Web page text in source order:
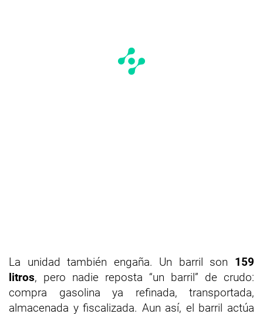
La unidad también engaña. Un barril son 159
litros, pero nadie reposta “un barril” de crudo:
compra gasolina ya refinada, transportada,
almacenada y fiscalizada. Aun así, el barril actúa